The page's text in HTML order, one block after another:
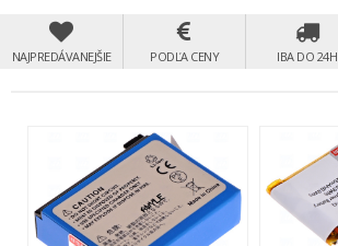
NAJPREDÁVANEJŠIE PODĽA CENY IBA DO 24H